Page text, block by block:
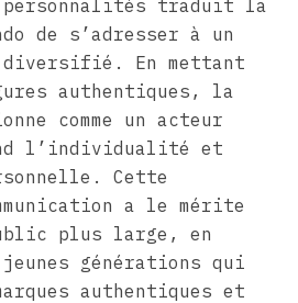
personnalités traduit la
de s’adresser à un
En mettant
authentiques, la
comme un acteur
l’individualité et
Cette
a le mérite
plus large, en
générations qui
authentiques et